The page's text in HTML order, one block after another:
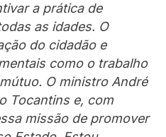
a prática de
as idades. O
do cidadão e
como o trabalho
O ministro André
Tocantins e, com
missão de promover